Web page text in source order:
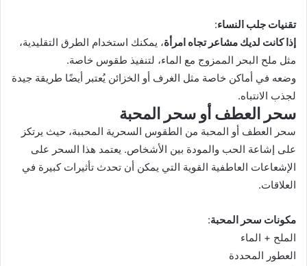
تقنيات جلب النساء:
إذا كانت لديك مشاعر تجاه امرأة، يمكنك استخدام الطرق التقليدية،
مثل ملح البحر الممزوج مع الماء، لتنفيذ طقوس خاصة.
وضعه في أماكن خاصة مثل الغرف أو الخزائن يُعتبر أيضًا طريقة جيدة
لجذب الانتباه.
سحر العطف أو سحر المحبة
سحر العطف أو المحبة من الطقوس السحرية المحببة، حيث يرتكز
على إشاعة الحب والمودة بين الأشخاص. يعتمد هذا السحر على
الإشعاعات العاطفية القوية التي يمكن أن تحدث تأثيرات كبيرة في
العلاقات.
مكونات سحر المحبة:
الملح + الماء
العطور المحددة